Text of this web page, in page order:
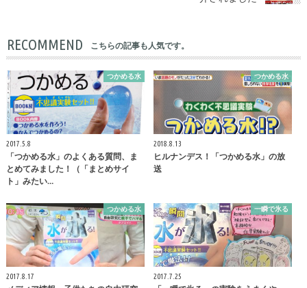
RECOMMEND こちらの記事も人気です。
つかめる水
2017.5.8
「つかめる水」のよくある質問、ま
とめてみました！（「まとめサイ
ト」みたい…
つかめる水
2018.8.13
ヒルナンデス！「つかめる水」の放
送
つかめる水
2017.8.17
一瞬で氷る
2017.7.25